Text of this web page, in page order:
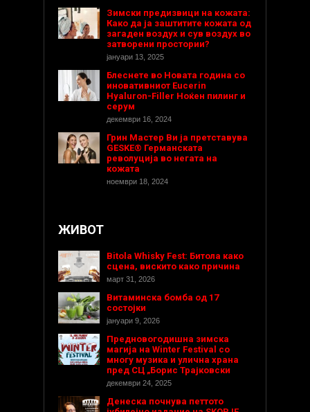
Зимски предизвици на кожата:
Како да ја заштитите кожата од
загаден воздух и сув воздух во
затворени простории?
јануари 13, 2025
Блеснете во Новата година со
иновативниот Eucerin
Hyaluron-Filler Ноќен пилинг и
серум
декември 16, 2024
Грин Мастер Ви ја претставува
GESKE® Германската
револуција во негата на
кожата
ноември 18, 2024
ЖИВОТ
Bitola Whisky Fest: Битола како
сцена, вискито како причина
март 31, 2026
Витаминска бомба од 17
состојки
јануари 9, 2026
Предновогодишнa зимска
магија на Winter Festival со
многу музика и улична храна
пред СЦ „Борис Трајковски
декември 24, 2025
Денеска почнува петтото